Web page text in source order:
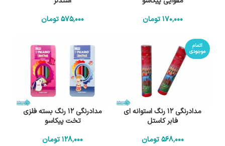
170٬000 تومان
575٬000تومان
اتمام
موجودی
مدادرنگی 12 رنگ استوانه ای
فابر کاستل
568٬000 تومان
مدادرنگی 12 رنگ بسته فلزی
تخت پیکاسو
128٬000تومان